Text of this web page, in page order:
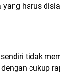
yang harus
tidak
cukup